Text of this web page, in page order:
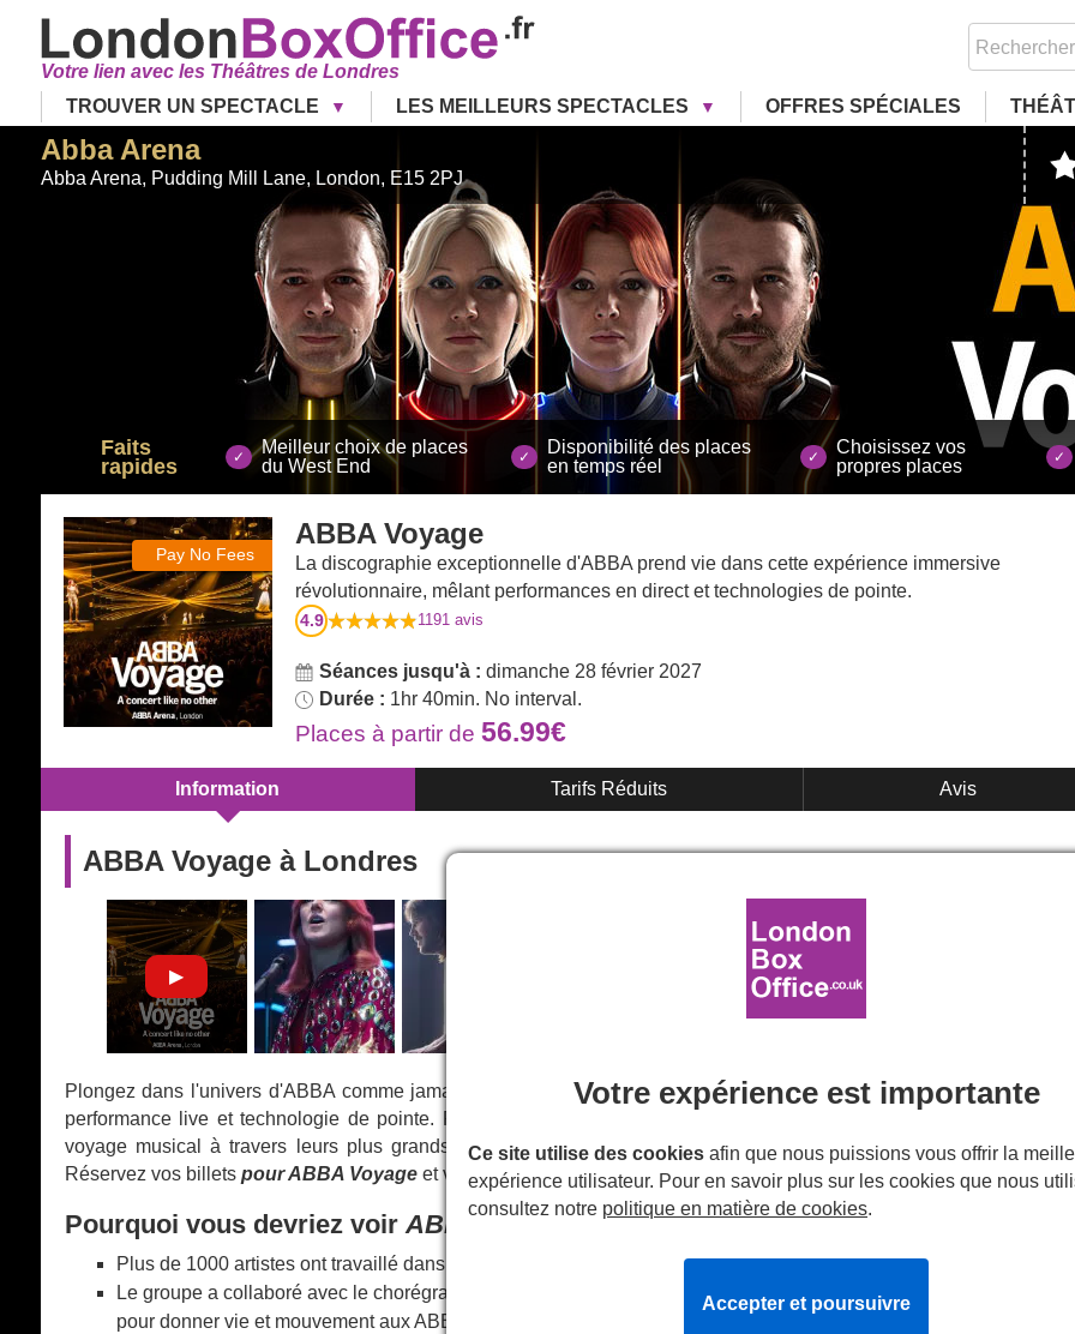
Votre lien avec les Théâtres de Londres
TROUVER UN SPECTACLE
LES MEILLEURS SPECTACLES OFFRES SPÉCIALES
Abba Arena
Abba Arena, Pudding Mill Lane, London, E15 2PJ
Faits
rapides
Meilleur choix de places
du West End
Disponibilité des places
en temps réel
Choisissez vos
propres places
Pay No Fees
ABBA Voyage
La discographie exceptionnelle d'ABBA prend vie dans cette expérience immersive
révolutionnaire, mêlant performances en direct et technologies de pointe.
4.9 1191 avis
Séances jusqu'à : dimanche 28 février 2027
Durée : 1hr 40min. No interval.
Placesà partir de56.99€
Information Tarifs Réduits Avis
ABBA Voyage à Londres
Plongez dans l'univers d'ABBA comme jamais auparavant avecABBA Voyage, une expérience révolutionnaire
performance live et technologie de pointe. Rejoignez les avatars virtuels du groupe légendaire et embarquez pour
voyage musical à travers leurs plus grands succès et découvrez des anecdotes inédites pour une immersion
Réservez vos billets pour ABBA Voyageet vivez le meilleur concert d'ABBA jamais vu !
Pourquoi vous devriez voirABBA Voyage
Plus de 1000 artistes ont travaillé dans quatre studios à travers le monde pour donner vie aux ABBAtars.
Le groupe a collaboré avec le chorégraphe de renommée mondiale et lauréat de nombreux prix ,
pour donner vie et mouvement aux ABBAtars. Leur collaboration a débuté en 2020.
Votre expérience est importante
Ce site utilise des cookies afin que nous puissions vous offrir la
expérience utilisateur. Pour en savoir plus sur les cookies que nous
consultez notre politique en matière de cookies.
Accepter et poursuivre